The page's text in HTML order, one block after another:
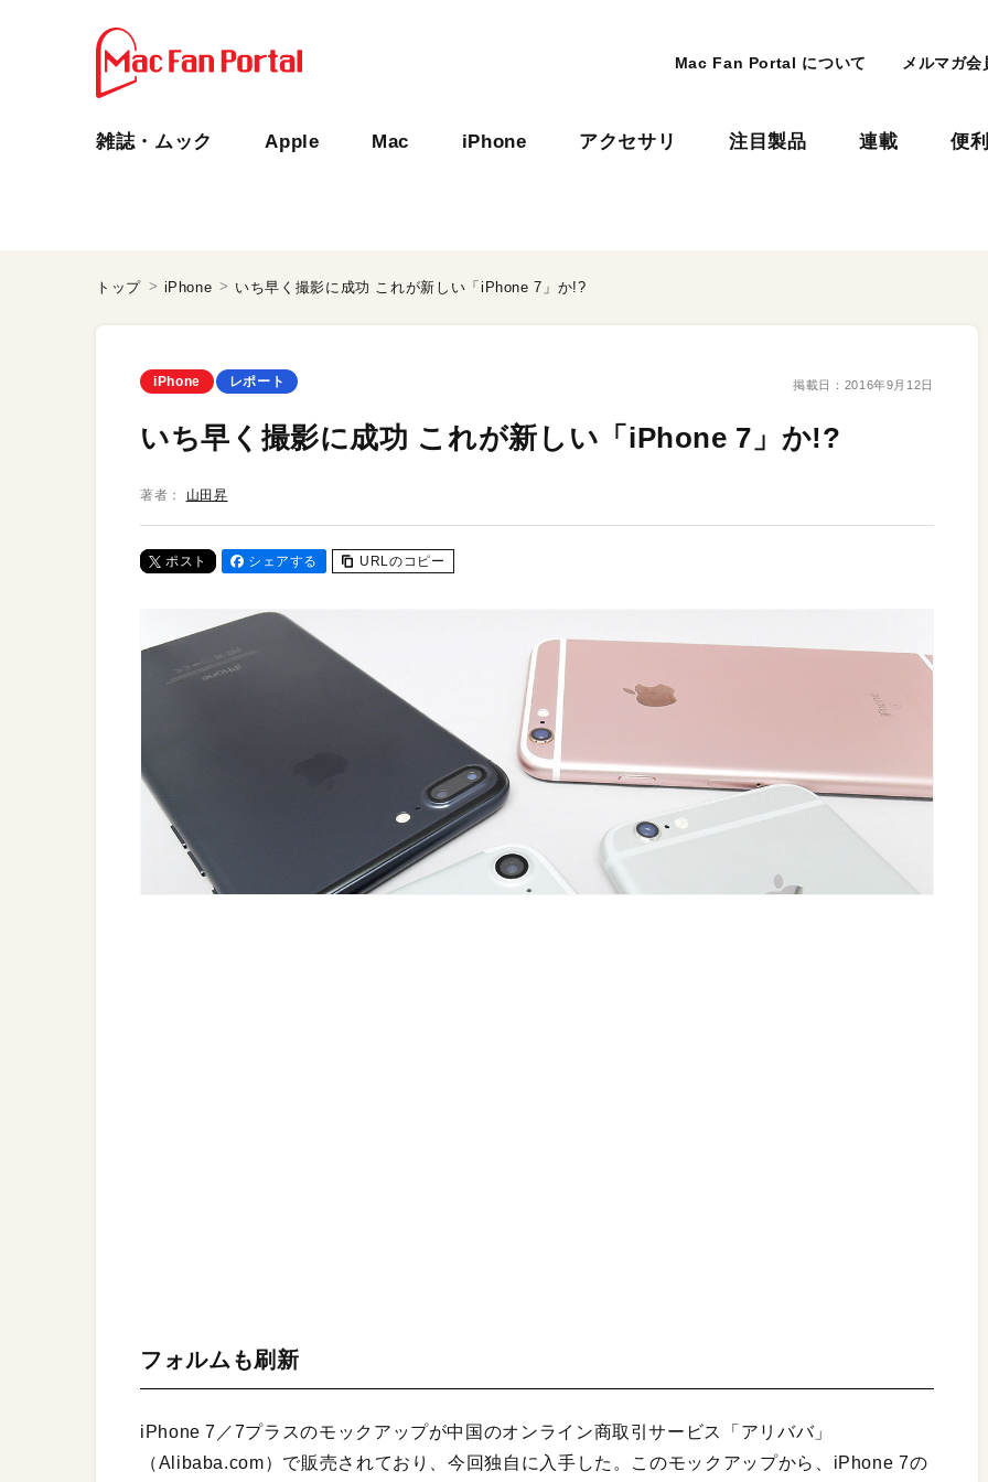
Mac Fan Portal について メルマガ会
雑誌・ムック Apple Mac iPhone アクセサリ 注目製品 連載 便
トップ iPhone いち早く撮影に成功 これが新しい「iPhone 7」か!?
iPhone レポート 掲載日： 2016年9月12日
いち早く撮影に成功 これが新しい「iPhone 7」か!?
著者： 山田昇
ポスト シェアする URLのコピー
フォルムも刷新
iPhone 7／7プラスのモックアップが中国のオンライン商取引サービス「アリババ」
（Alibaba.com）で販売されており、今回独自に入手した。このモックアップから、iPhone 7の